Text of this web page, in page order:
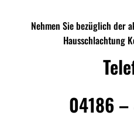
Nehmen Sie bezüglich der
Hausschlachtung
04186